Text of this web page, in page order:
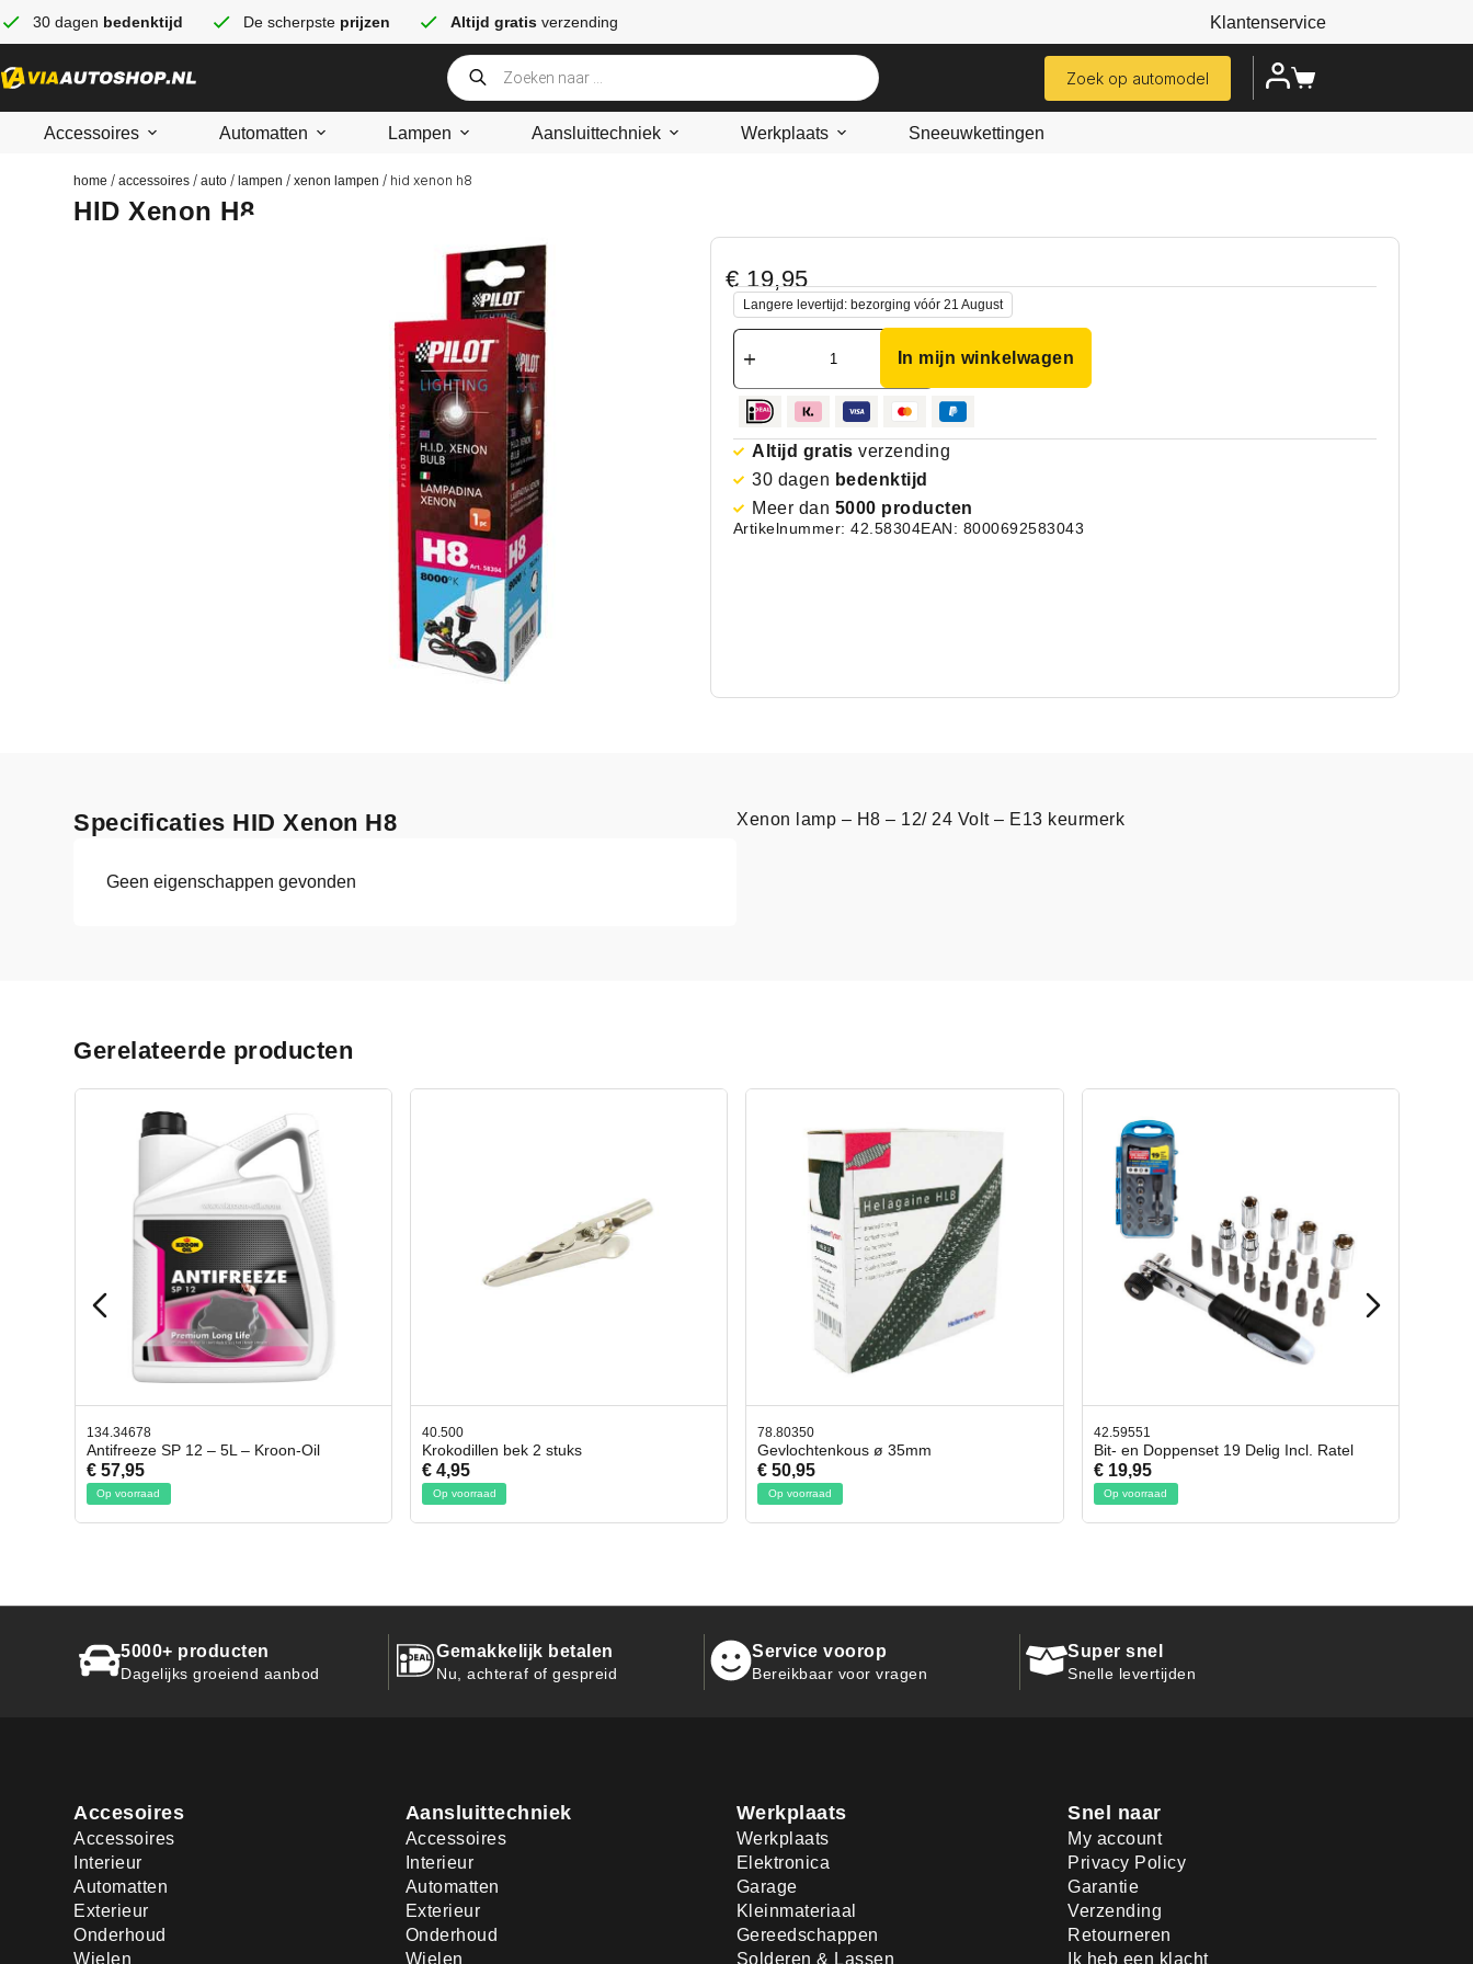
30 dagen bedenktijd De scherpste prijzen Altijd gratis verzending Klantenservice
Zoek op automodel
Accessoires Automatten Lampen Aansluittechniek Werkplaats Sneeuwkettingen
home /accessoires /auto /lampen /xenon lampen / hid xenon h8
HID Xenon H8
€19,95
Langere levertijd: bezorging vóór 21 August
In mijn winkelwagen
Altijd gratis verzending
30 dagen bedenktijd
Meer dan 5000 producten
Artikelnummer: 42.58304EAN: 8000692583043
Specificaties HID Xenon H8
Geen eigenschappen gevonden
Xenon lamp – H8 – 12/ 24 Volt – E13 keurmerk
Gerelateerde producten
40.500
Krokodillen bek 2 stuks
€ 4,95
Op voorraad
78.80350
Gevlochtenkous ø 35mm
€ 50,95
Op voorraad
42.59551
Bit- en Doppenset 19 Delig Incl. Ratel
€ 19,95
Op voorraad
42.65998
Afbreekmes 2 stuks
€ 10,95
Op voorraad
5000+ producten
Dagelijks groeiend aanbod
Gemakkelijk betalen
Nu, achteraf of gespreid
Service voorop
Bereikbaar voor vragen
Super snel
Snelle levertijden
Accesoires
Accessoires
Interieur
Automatten
Exterieur
Onderhoud
Wielen
Aansluittechniek
Accessoires
Interieur
Automatten
Exterieur
Onderhoud
Wielen
Werkplaats
Werkplaats
Elektronica
Garage
Kleinmateriaal
Gereedschappen
Solderen & Lassen
Snel naar
My account
Privacy Policy
Garantie
Verzending
Retourneren
Ik heb een klacht